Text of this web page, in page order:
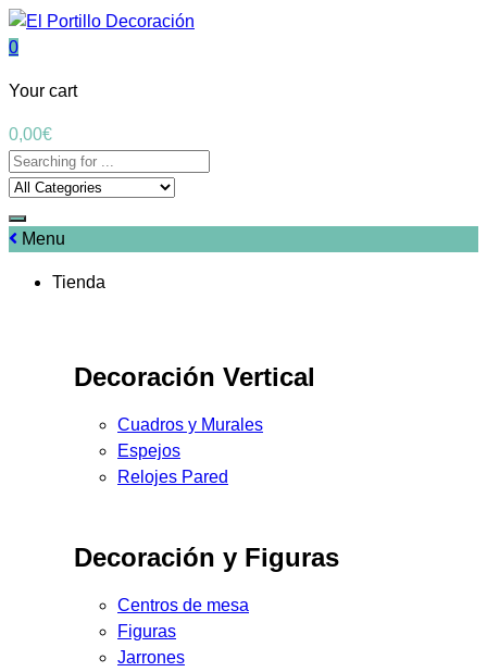
0
Your cart
0,00€
Menu
Tienda
Decoración Vertical
Cuadros y Murales
Espejos
Relojes Pared
Decoración y Figuras
Centros de mesa
Figuras
Jarrones